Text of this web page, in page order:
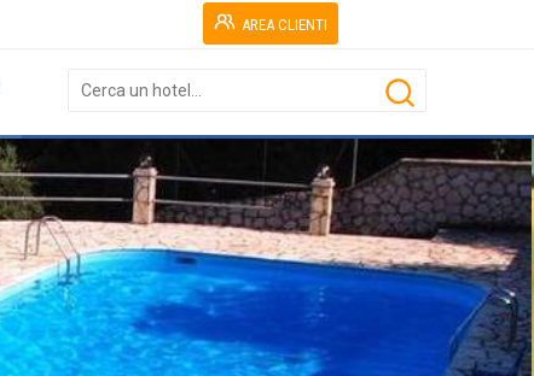
AREA CLIENTI